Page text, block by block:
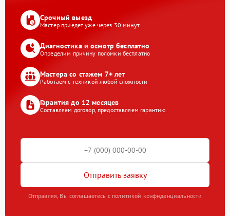
Срочный выезд
Мастер приедет уже через 30 минут
Диагностика и осмотр бесплатно
Определим причину поломки бесплатно
Мастера со стажем 7+ лет
Работаем с техникой любой сложности
Гарантия до 12 месяцев
Составляем договор, предоставляем гарантию
Отправить заявку
Отправляя, Вы соглашаетесь с политикой конфиденциальности